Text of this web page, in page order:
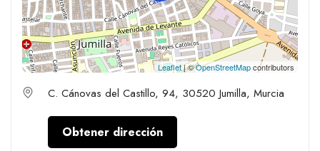
Leaflet| ©OpenStreetMapcontributors
C. Cánovas del Castillo, 94, 30520 Jumilla, Murcia
Obtener dirección